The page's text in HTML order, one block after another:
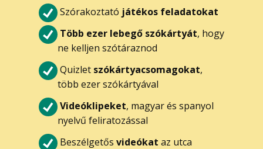
Szórakoztató játékos feladatokat
Több ezer lebegő szókártyát, hogy
ne kelljen szótáraznod
Quizlet szókártyacsomagokat,
több ezer szókártyával
Videóklipeket, magyar és spanyol
nyelvű feliratozással
Beszélgetős videókat az utca